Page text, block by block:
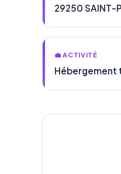
29250 SAINT-
💼 ACTIVITÉ
Hébergement